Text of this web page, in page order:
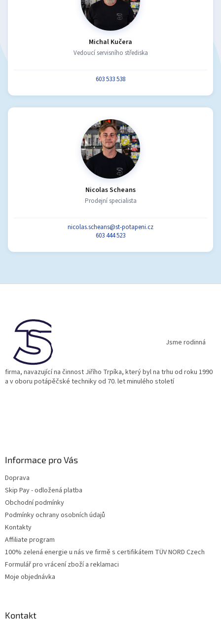
Michal Kučera
Vedoucí servisního střediska
603 533 538
Nicolas Scheans
Prodejní specialista
nicolas.scheans@st-potapeni.cz
603 444 523
Jsme rodinná
firma, navazující na činnost Jiřího Trpíka, který byl na trhu od roku 1990
a v oboru potápěčské techniky od 70. let minulého století
Informace pro Vás
Doprava
Skip Pay - odložená platba
Obchodní podmínky
Podmínky ochrany osobních údajů
Kontakty
Affiliate program
100% zelená energie u nás ve firmě s certifikátem TÜV NORD Czech
Formulář pro vrácení zboží a reklamaci
Moje objednávka
Kontakt